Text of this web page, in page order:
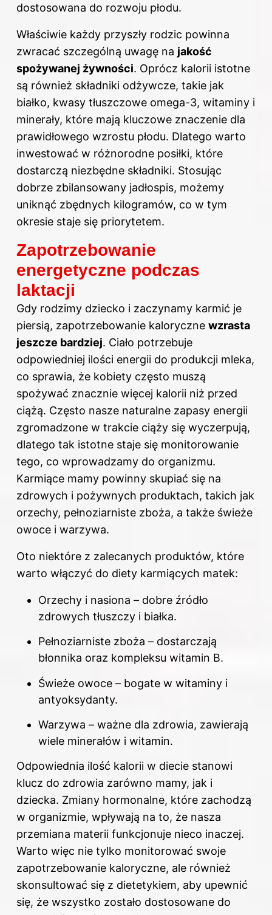
dostosowana do rozwoju płodu.
Właściwie każdy przyszły rodzic powinna
zwracać szczególną uwagę na jakość
spożywanej żywności. Oprócz kalorii istotne
są również składniki odżywcze, takie jak
białko, kwasy tłuszczowe omega-3, witaminy i
minerały, które mają kluczowe znaczenie dla
prawidłowego wzrostu płodu. Dlatego warto
inwestować w różnorodne posiłki, które
dostarczą niezbędne składniki. Stosując
dobrze zbilansowany jadłospis, możemy
uniknąć zbędnych kilogramów, co w tym
okresie staje się priorytetem.
Zapotrzebowanie
energetyczne podczas
laktacji
Gdy rodzimy dziecko i zaczynamy karmić je
piersią, zapotrzebowanie kaloryczne wzrasta
jeszcze bardziej. Ciało potrzebuje
odpowiedniej ilości energii do produkcji mleka,
co sprawia, że kobiety często muszą
spożywać znacznie więcej kalorii niż przed
ciążą. Często nasze naturalne zapasy energii
zgromadzone w trakcie ciąży się wyczerpują,
dlatego tak istotne staje się monitorowanie
tego, co wprowadzamy do organizmu.
Karmiące mamy powinny skupiać się na
zdrowych i pożywnych produktach, takich jak
orzechy, pełnoziarniste zboża, a także świeże
owoce i warzywa.
Oto niektóre z zalecanych produktów, które
warto włączyć do diety karmiących matek:
Orzechy i nasiona – dobre źródło
zdrowych tłuszczy i białka.
Pełnoziarniste zboża – dostarczają
błonnika oraz kompleksu witamin B.
Świeże owoce – bogate w witaminy i
antyoksydanty.
Warzywa – ważne dla zdrowia, zawierają
wiele minerałów i witamin.
Odpowiednia ilość kalorii w diecie stanowi
klucz do zdrowia zarówno mamy, jak i
dziecka. Zmiany hormonalne, które zachodzą
w organizmie, wpływają na to, że nasza
przemiana materii funkcjonuje nieco inaczej.
Warto więc nie tylko monitorować swoje
zapotrzebowanie kaloryczne, ale również
skonsultować się z dietetykiem, aby upewnić
się, że wszystko zostało dostosowane do